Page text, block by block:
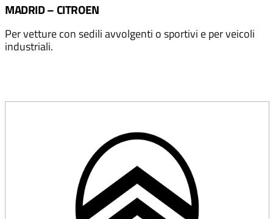
MADRID – CITROEN
Per vetture con sedili avvolgenti o sportivi e per veicoli
industriali.